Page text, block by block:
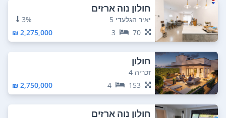
חולון נוה ארזים
יאיר הגלעדי 5
3%
70
3
2,275,000 ₪
חולון
זכריה 4
153
4
2,750,000 ₪
חולון נוה ארזים